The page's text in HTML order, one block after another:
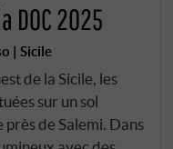
DOC 2025
| Sicile
de la Sicile, les
sur un sol
de Salemi. Dans